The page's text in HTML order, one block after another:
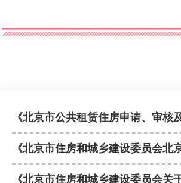
《北京市公共租赁住房申请、审核
《北京市住房和城乡建设委员会
《北京市住房和城乡建设委员会